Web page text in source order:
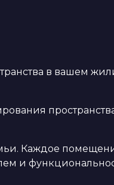
в вашем
Каждое
и